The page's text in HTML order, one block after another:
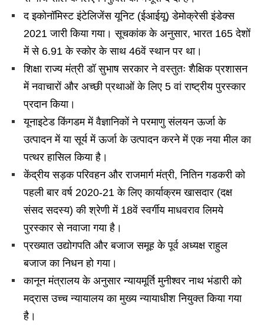
द इकोनॉमिस्ट इंटेलिजेंस यूनिट (ईआईयू) डेमोक्रेसी इंडेक्स
2021 जारी किया गया। सूचकांक के अनुसार, भारत 165 देशों
में से 6.91 के स्कोर के साथ 46वें स्थान पर था।
शिक्षा राज्य मंत्री डॉ सुभाष सरकार ने वस्तुतः शैक्षिक प्रशासन
में नवाचारों और अच्छी प्रथाओं के लिए 5 वां राष्ट्रीय पुरस्कार
प्रदान किया।
यूनाइटेड किंगडम में वैज्ञानिकों ने परमाणु संलयन ऊर्जा के
उत्पादन में या सूर्य में ऊर्जा के उत्पादन करने में एक नया मील का
पत्थर हासिल किया है।
केंद्रीय सड़क परिवहन और राजमार्ग मंत्री, नितिन गडकरी को
पहली बार वर्ष 2020-21 के लिए कार्याक्रम खासदार (दक्ष
संसद सदस्य) की श्रेणी में 18वें स्वर्गीय माधवराव लिमये
पुरस्कार से नवाजा गया है।
प्रख्यात उद्योगपति और बजाज समूह के पूर्व अध्यक्ष राहुल
बजाज का निधन हो गया।
कानून मंत्रालय के अनुसार न्यायमूर्ति मुनीश्वर नाथ भंडारी को
मद्रास उच्च न्यायालय का मुख्य न्यायाधीश नियुक्त किया गया
है।